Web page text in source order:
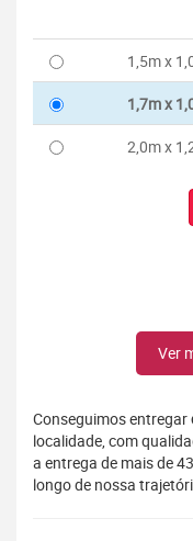
1,5m x
1,7m x
2,0m x
Ver
Conseguimos entregar
localidade, com
a entrega de mais de
longo de nossa